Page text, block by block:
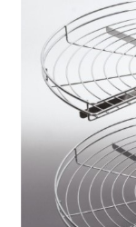
Oma tilini